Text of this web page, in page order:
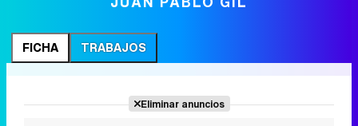
FICHA TRABAJOS
Eliminar anuncios